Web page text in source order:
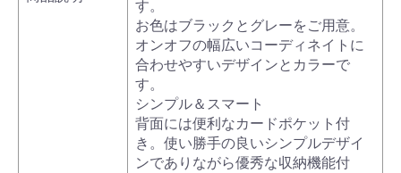
す。
お色はブラックとグレーをご用意。
オンオフの幅広いコーディネイトに
合わせやすいデザインとカラーで
す。
シンプル＆スマート
背面には便利なカードポケット付
き。使い勝手の良いシンプルデザイ
ンでありながら優秀な収納機能付